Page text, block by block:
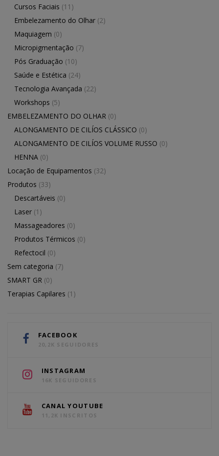
Cursos Faciais (11)
Embelezamento do Olhar (2)
Maquiagem (0)
Micropigmentação (7)
Pós Graduação (10)
Saúde e Estética (24)
Tecnologia Avançada (22)
Workshops (5)
EMBELEZAMENTO DO OLHAR (0)
ALONGAMENTO DE CILÍOS CLÁSSICO (0)
ALONGAMENTO DE CILÍOS VOLUME RUSSO (0)
HENNA (0)
Locação de Equipamentos (32)
Produtos (33)
Descartáveis (0)
Laser (1)
Massageadores (0)
Produtos Térmicos (0)
Refectocil (0)
Sem categoria (7)
SMART GR (0)
Terapias Capilares (1)
FACEBOOK
20,2K SEGUIDORES
INSTAGRAM
16K SEGUIDORES
CANAL YOUTUBE
11,2K INSCRITOS